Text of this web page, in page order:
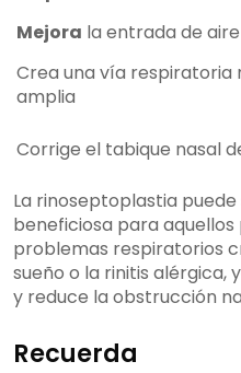
Mejora la entrada de aire
Crea una vía respiratoria
amplia
Corrige el tabique nasal
La rinoseptoplastia
beneficiosa para
problemas respiratorios
sueño o la rinitis alérgica,
y reduce la obstrucción
Recuerda